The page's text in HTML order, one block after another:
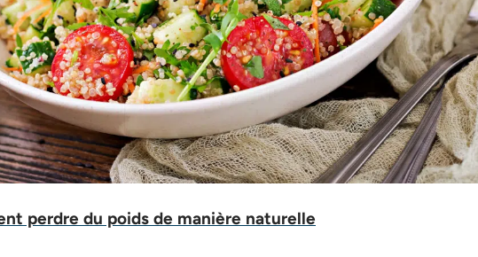
perdre du poids de manière naturelle